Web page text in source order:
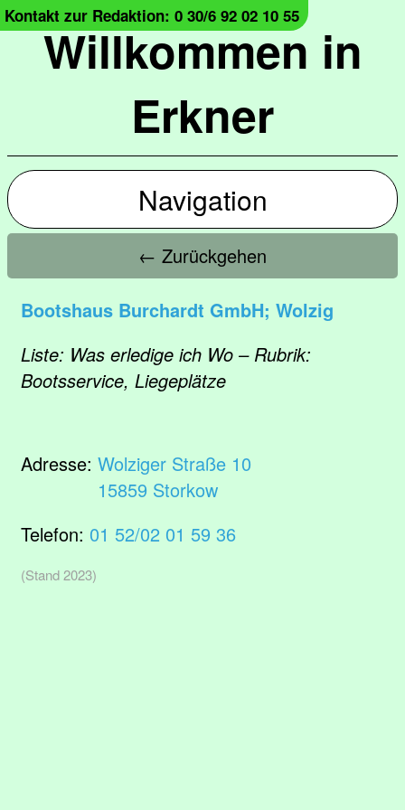
Willkommen in
Erkner
Kontakt zur Redaktion: 0 30/6 92 02 10 55
Navigation
← Zurückgehen
Bootshaus Burchardt GmbH; Wolzig
Liste: Was erledige ich Wo – Rubrik:
Bootsservice, Liegeplätze
Adresse: Wolziger Straße 10
15859 Storkow
Telefon: 01 52/02 01 59 36
(Stand 2023)